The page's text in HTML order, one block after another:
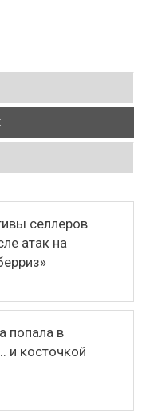
селлеров
атак на
попала в
и косточкой